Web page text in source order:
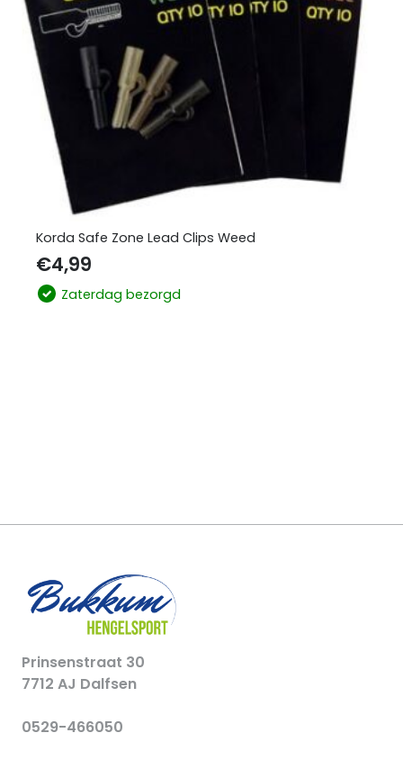
Korda Safe Zone Lead Clips Weed
€4,99
Zaterdag bezorgd
Prinsenstraat 30
7712 AJ Dalfsen
0529-466050